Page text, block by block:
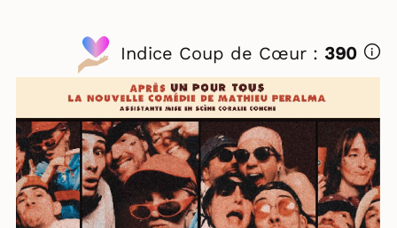
Indice Coup de Cœur : 390